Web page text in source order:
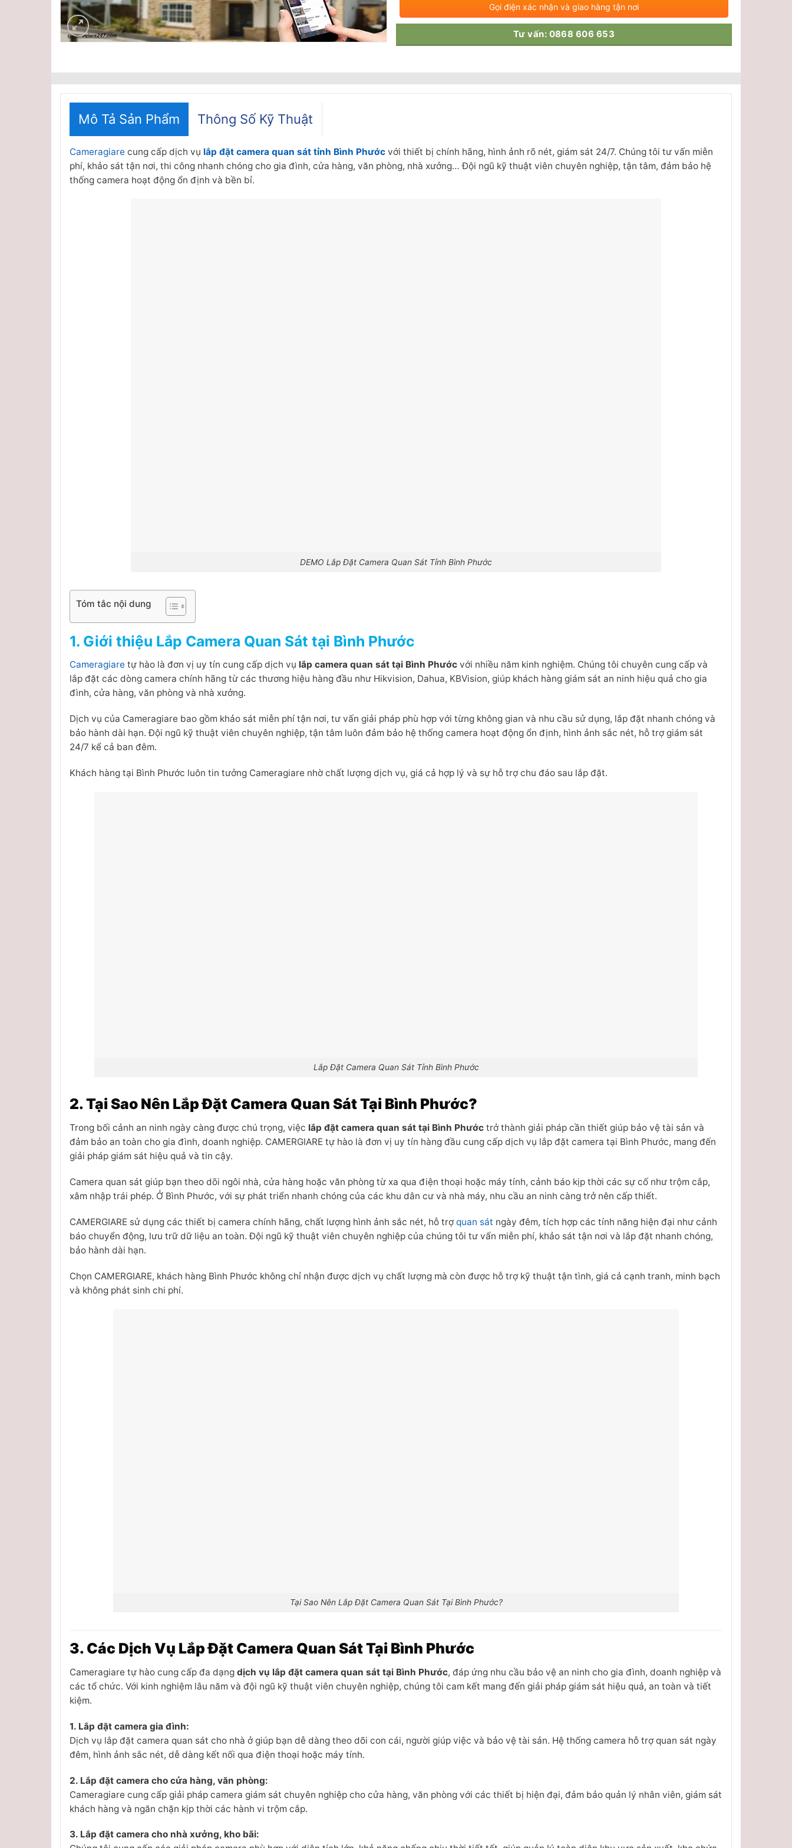
Gọi điện xác nhận và giao hàng tận nơi
Tư vấn: 0868 606 653
Mô Tả Sản Phẩm Thông Số Kỹ Thuật
Cameragiare cung cấp dịch vụ lắp đặt camera quan sát tỉnh Bình Phước với thiết bị chính hãng, hình ảnh rõ nét, giám sát 24/7. Chúng tôi tư vấn miễn
phí, khảo sát tận nơi, thi công nhanh chóng cho gia đình, cửa hàng, văn phòng, nhà xưởng… Đội ngũ kỹ thuật viên chuyên nghiệp, tận tâm, đảm bảo hệ
thống camera hoạt động ổn định và bền bỉ.
DEMO Lắp Đặt Camera Quan Sát Tỉnh Bình Phước
Tóm tắc nội dung
1. Giới thiệu Lắp Camera Quan Sát tại Bình Phước
Cameragiare tự hào là đơn vị uy tín cung cấp dịch vụ lắp camera quan sát tại Bình Phước với nhiều năm kinh nghiệm. Chúng tôi chuyên cung cấp và
lắp đặt các dòng camera chính hãng từ các thương hiệu hàng đầu như Hikvision, Dahua, KBVision, giúp khách hàng giám sát an ninh hiệu quả cho gia
đình, cửa hàng, văn phòng và nhà xưởng.
Dịch vụ của Cameragiare bao gồm khảo sát miễn phí tận nơi, tư vấn giải pháp phù hợp với từng không gian và nhu cầu sử dụng, lắp đặt nhanh chóng và
bảo hành dài hạn. Đội ngũ kỹ thuật viên chuyên nghiệp, tận tâm luôn đảm bảo hệ thống camera hoạt động ổn định, hình ảnh sắc nét, hỗ trợ giám sát
24/7 kể cả ban đêm.
Khách hàng tại Bình Phước luôn tin tưởng Cameragiare nhờ chất lượng dịch vụ, giá cả hợp lý và sự hỗ trợ chu đáo sau lắp đặt.
Lắp Đặt Camera Quan Sát Tỉnh Bình Phước
2. Tại Sao Nên Lắp Đặt Camera Quan Sát Tại Bình Phước?
Trong bối cảnh an ninh ngày càng được chú trọng, việc lắp đặt camera quan sát tại Bình Phước trở thành giải pháp cần thiết giúp bảo vệ tài sản và
đảm bảo an toàn cho gia đình, doanh nghiệp. CAMERGIARE tự hào là đơn vị uy tín hàng đầu cung cấp dịch vụ lắp đặt camera tại Bình Phước, mang đến
giải pháp giám sát hiệu quả và tin cậy.
Camera quan sát giúp bạn theo dõi ngôi nhà, cửa hàng hoặc văn phòng từ xa qua điện thoại hoặc máy tính, cảnh báo kịp thời các sự cố như trộm cắp,
xâm nhập trái phép. Ở Bình Phước, với sự phát triển nhanh chóng của các khu dân cư và nhà máy, nhu cầu an ninh càng trở nên cấp thiết.
CAMERGIARE sử dụng các thiết bị camera chính hãng, chất lượng hình ảnh sắc nét, hỗ trợ quan sát ngày đêm, tích hợp các tính năng hiện đại như cảnh
báo chuyển động, lưu trữ dữ liệu an toàn. Đội ngũ kỹ thuật viên chuyên nghiệp của chúng tôi tư vấn miễn phí, khảo sát tận nơi và lắp đặt nhanh chóng,
bảo hành dài hạn.
Chọn CAMERGIARE, khách hàng Bình Phước không chỉ nhận được dịch vụ chất lượng mà còn được hỗ trợ kỹ thuật tận tình, giá cả cạnh tranh, minh bạch
và không phát sinh chi phí.
Tại Sao Nên Lắp Đặt Camera Quan Sát Tại Bình Phước?
3. Các Dịch Vụ Lắp Đặt Camera Quan Sát Tại Bình Phước
Cameragiare tự hào cung cấp đa dạng dịch vụ lắp đặt camera quan sát tại Bình Phước, đáp ứng nhu cầu bảo vệ an ninh cho gia đình, doanh nghiệp và
các tổ chức. Với kinh nghiệm lâu năm và đội ngũ kỹ thuật viên chuyên nghiệp, chúng tôi cam kết mang đến giải pháp giám sát hiệu quả, an toàn và tiết
kiệm.
1. Lắp đặt camera gia đình:
Dịch vụ lắp đặt camera quan sát cho nhà ở giúp bạn dễ dàng theo dõi con cái, người giúp việc và bảo vệ tài sản. Hệ thống camera hỗ trợ quan sát ngày
đêm, hình ảnh sắc nét, dễ dàng kết nối qua điện thoại hoặc máy tính.
2. Lắp đặt camera cho cửa hàng, văn phòng:
Cameragiare cung cấp giải pháp camera giám sát chuyên nghiệp cho cửa hàng, văn phòng với các thiết bị hiện đại, đảm bảo quản lý nhân viên, giám sát
khách hàng và ngăn chặn kịp thời các hành vi trộm cắp.
3. Lắp đặt camera cho nhà xưởng, kho bãi: